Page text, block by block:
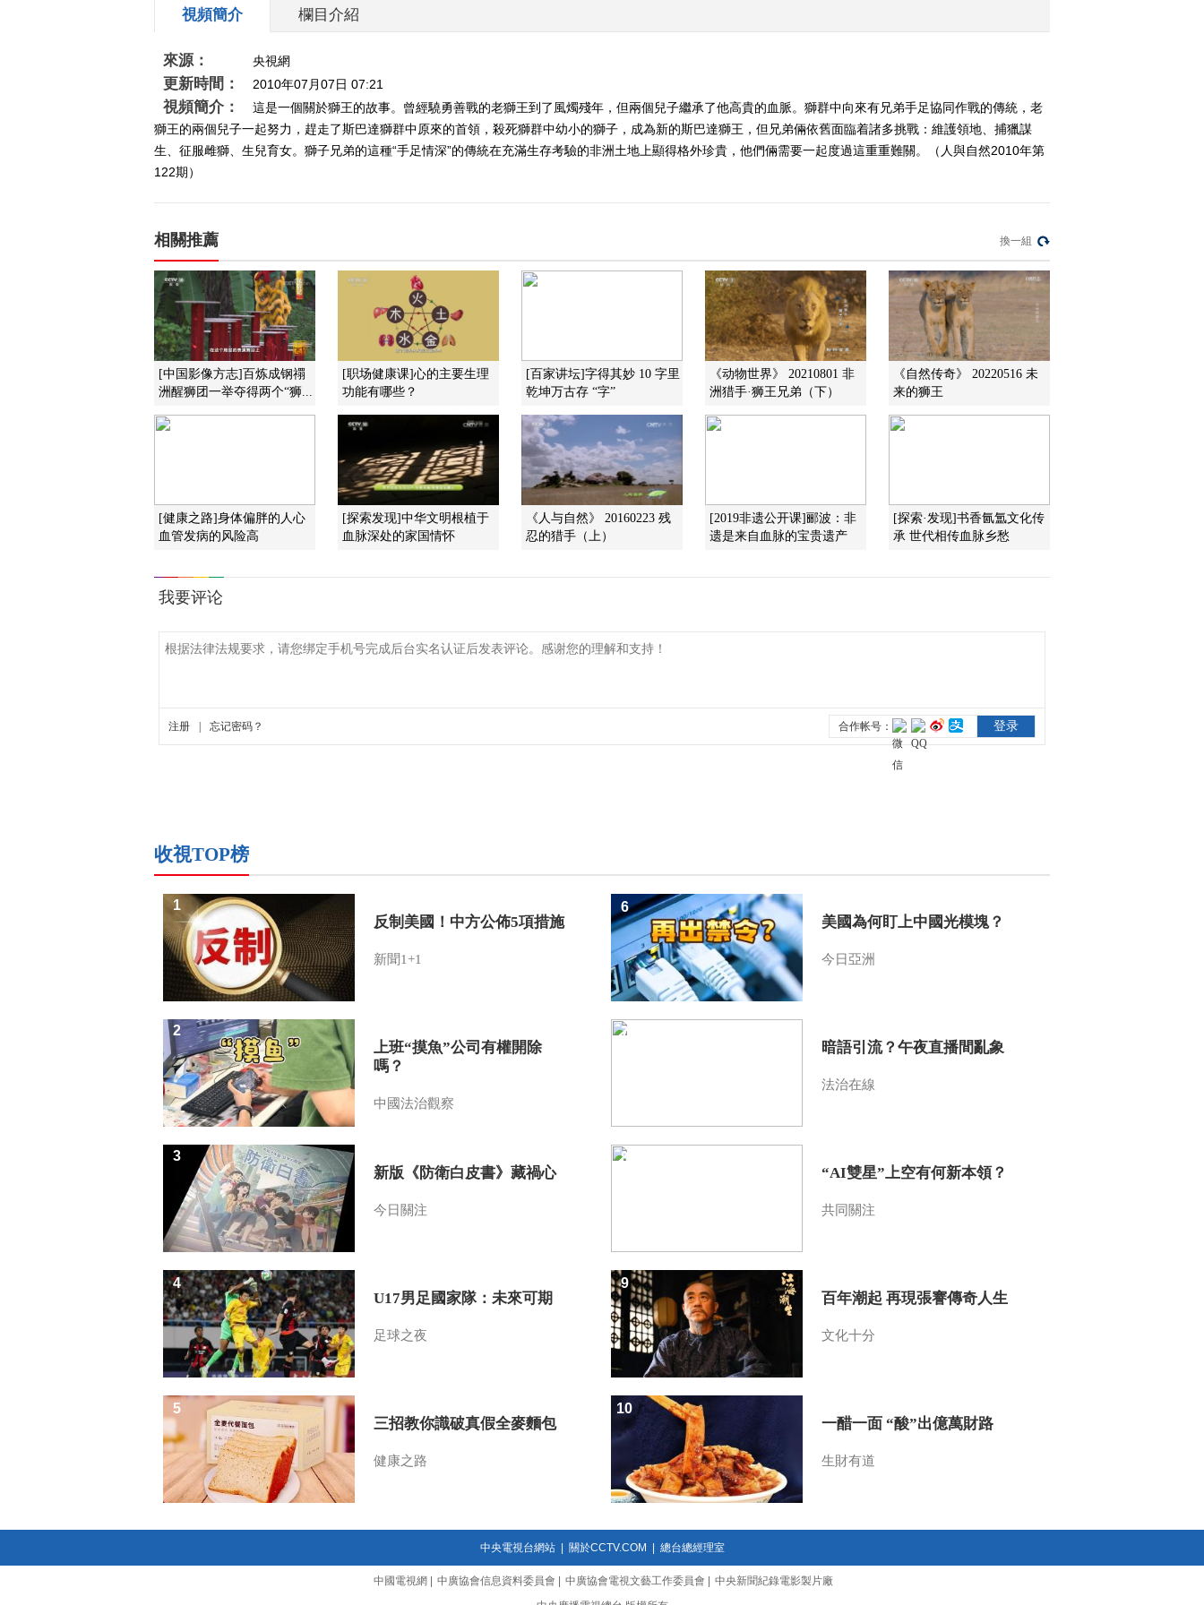
2010-06-30 20:20:56
自然发现 斑马 非洲条纹
2010-06-28 20:01:14
人与自然 2010年 第115期
2010-06-24 19:50:12
2010-06-22 20:30:09
原生故事 飞越彩虹——
2010-06-18 19:30:10
故事 下
2010-06-11 19:03:17
視頻簡介 欄目介紹
來源： 央視網
更新時間： 2010年07月07日 07:21
視頻簡介：
這是一個關於獅王的故事。曾經驍勇善戰的老獅王到了風燭殘年，但兩個兒子繼承了他高貴的血脈。獅群中向來有兄弟手足協同作戰的傳統，老
獅王的兩個兒子一起努力，趕走了斯巴達獅群中原來的首領，殺死獅群中幼小的獅子，成為新的斯巴達獅王，但兄弟倆依舊面臨着諸多挑戰：維護領地、捕獵謀
生、征服雌獅、生兒育女。獅子兄弟的這種“手足情深”的傳統在充滿生存考驗的非洲土地上顯得格外珍貴，他們倆需要一起度過這重重難關。（人與自然2010年第
122期）
相關推薦 換一組
[中国影像方志]百炼成钢禤
洲醒狮团一举夺得两个“狮...
[职场健康课]心的主要生理
功能有哪些？
[百家讲坛]字得其妙 10 字里
乾坤万古存 “字”
《动物世界》 20210801 非
洲猎手·狮王兄弟（下）
《自然传奇》 20220516 未
来的狮王
[健康之路]身体偏胖的人心
血管发病的风险高
[探索发现]中华文明根植于
血脉深处的家国情怀
《人与自然》 20160223 残
忍的猎手（上）
[2019非遗公开课]郦波：非
遗是来自血脉的宝贵遗产
[探索·发现]书香氤氲文化传
承 世代相传血脉乡愁
收視TOP榜
反制美國！中方公佈5項措施
新聞1+1
1
上班“摸魚”公司有權開除
嗎？
中國法治觀察
2
新版《防衛白皮書》藏禍心
今日關注
3
U17男足國家隊：未來可期
足球之夜
4
三招教你識破真假全麥麵包
健康之路
5
美國為何盯上中國光模塊？
今日亞洲
6
暗語引流？午夜直播間亂象
法治在線
7
“AI雙星”上空有何新本領？
共同關注
8
百年潮起 再現張謇傳奇人生
文化十分
9
一醋一面 “酸”出億萬財路
生財有道
10
中央電視台網站| 關於CCTV.COM 總台總經理室
中國電視網 中廣協會信息資料委員會 中廣協會電視文藝工作委員會
中央新聞紀錄電影製片廠